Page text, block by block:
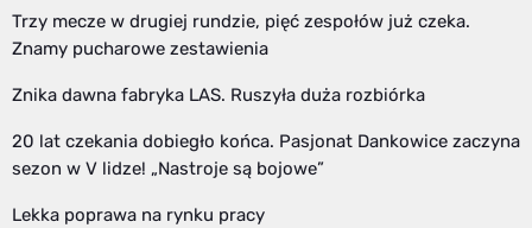
Trzy mecze w drugiej rundzie, pięć zespołów już czeka.
Znamy pucharowe zestawienia
Znika dawna fabryka LAS. Ruszyła duża rozbiórka
20 lat czekania dobiegło końca. Pasjonat Dankowice zaczyna
sezon w V lidze! „Nastroje są bojowe”
Lekka poprawa na rynku pracy